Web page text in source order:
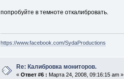
попробуйте в темноте откалибровать.
https://www.facebook.com/SydaProductions
Re: Калибровка мониторов.
«Ответ #6 : Марта 24, 2008, 09:16:15 am »